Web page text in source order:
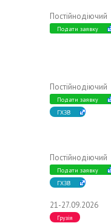
Постійнодіючий
Подати заявку
Постійнодіючий
Подати заявку
ГХЗВ
Постійнодіючий
Подати заявку
ГХЗВ
21-27.09.2026
Грузія